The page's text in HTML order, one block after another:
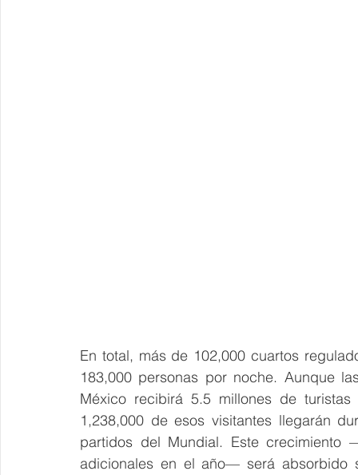
En total, más de 102,000 cuartos
183,000 personas por noche. Aunque
México recibirá 5.5 millones de
1,238,000 de esos visitantes llegarán
partidos del Mundial. Este crecimiento
adicionales en el año— será absorbido